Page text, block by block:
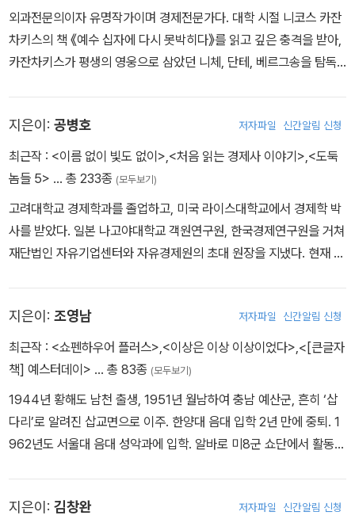
했으며, 동아일보 10년 뒤 한국을 빛낼 100인, 대한산악연맹을 빛낸
50인에 선정되었다. 체육훈장 청룡장, 대한민국 산악대상, 체육훈장
맹호장, 체육훈장 거상장 등을 받았다. 《내 가슴에 묻은 별》, 《오직 희
000미터의 희망과 고독》 등의 책을 썼다.
마치게 된다. 제대 후 중앙대학교 연극영화과에 진학하였지만 자신의
뜻과 맞지않아 방황하던 그는 아버지의 권유로 1977년 김기영 감독
의 <병사와 아가씨들>에 출연하면서 배우로서의 활동을 재개한다. <
제3공작>, <우요일>, <야시> 등의 작품에 조연으로 출연하였지만
그다지 주목을 받지 못하던 안성기는 1980년 이장호 감독의 <바람
높은 연기를 선보인 그는 끊임없는 노력에 의한 탁월한 연기력으로
한국 영화의 전성기를 이끌어가는 주역으로 급부상했다. <만다라>,
<적도의 꽃>, <고래사냥> ,<깊고 푸른 밤>, <겨울 나그네>, <기쁜
우리 젊은 날>, <칠수와 만수> 등 그의 출연작 대부분이 80년대 대
표적 흥행영화로 손꼽힐 만큼 안성기는 흥행보증수표로 자리매김했
나 결혼, 두 아들 다빈, 필립을 두었다. 연예인으로는 보기 드물게 사
생활에서도 스캔들 한번 없는 모범적인 가장으로서, 그는 겹치기 출
연이나 다작은 절대 금물로 여겼다. 90년대에 들어 그는 <남부군>,
<베를린 리포트>, <하얀전쟁>, <태백산맥>, <아름다운 시절> 등
작품성있는 영화에서 탁월한 연기력을 선보였을 뿐만 아니라, <투캅
스> ,<박봉곤 가출사건>, <인정사정 볼 것 없다> 등의 영화에도 출
연하며 연기변신에 도전했다. 진지한 연기 외에 <개그맨>, <투캅스>
에서 보여준 코메디 연기 역시 일품이라는 평을 받았다. 2000년대에
외과전문의이자 유명작가이며 경제전문가다. 대학 시절 니코스 카잔
차키스의 책 《예수 십자에 다시 못박히다》를 읽고 깊은 충격을 받아,
카잔차키스가 평생의 영웅으로 삼았던 니체, 단테, 베르그송을 탐독
경제에 대한 전망을 발표하며 유명세를 얻었다. 그로 인해 증권업계
인사가 아님에도 한국거래소와 증권사 사장단이 수여하는 제1회 증
권선물인상을 수상하기도 했다. 2006년에는 의사로서의 경험을 담
으며, 드라마 〈뉴하트〉의 소재가 되어 큰 반향을 불러일으켰다. 그후
집필한 《시골의사의 부자경제학》, 《착한 인생 당신에게 배웁니다》,
《시골의사 박경철의 자기혁명》은 출간과 동시에 모두 베스트셀러가
되었다. 그 즈음 연간 200~300회씩 행해진 그의 강연과 칼럼은 대
중에게 큰 호응을 얻으면서 후일 ‘청춘콘서트’로 이어졌고, 전국을 뜨
의 문화적 현상이 되기도 했다. 그외 공익단체 및 기업의 이사회에 참
여해 다양한 사회활동을 하고 있으며, 최근에는 그리스 문명 기행을
하면서 문명 탐험서 《문명의 배꼽, 그리스》를 출간하여 르네상스적
인간으로서의 다양한 면모를 보여주고 있다. 블로그 blog.naver.co
m/donodonsu 트위터 twitter.com/chondoc
지은이: 공병호 저자파일 신간알림 신청
최근작 : <이름 없이 빛도 없이>,<처음 읽는 경제사 이야기>,<도둑
놈들 5> … 총 233종 (모두보기)
고려대학교 경제학과를 졸업하고, 미국 라이스대학교에서 경제학 박
사를 받았다. 일본 나고야대학교 객원연구원, 한국경제연구원을 거쳐
재단법인 자유기업센터와 자유경제원의 초대 원장을 지냈다. 현재 공
평론, 서양고전, 성경, 탈무드 등 다양한 주제로 집필 영역을 확장하면
서 열정적인 저작과 강연 활동을 해온 저자는 100여 권이 넘는 책을
집필해왔다. 『한국경제의 권력이동』, 『시장경제란 무엇인가』, 『시장
다. 최근에는 『김재철 평전』, 『이용만 평전』 등으로 인물 평전의 새로
운 지평을 열고 있으며, 최근작은 『무기가 되는 독서』, 『불안한 평화』,
『크리스천의 자기경영』, 『다시 쓰는 자기경영노트』 등이 있다.
지은이: 조영남 저자파일 신간알림 신청
최근작 : <쇼펜하우어 플러스>,<이상은 이상 이상이었다>,<[큰글자
책] 예스터데이> … 총 83종 (모두보기)
1944년 황해도 남천 출생, 1951년 월남하여 충남 예산군, 흔히 ‘삽
다리’로 알려진 삽교면으로 이주. 한양대 음대 입학 2년 만에 중퇴. 1
962년도 서울대 음대 성악과에 입학. 알바로 미8군 쇼단에서 활동하
리 그레이엄 목사의 부흥 성회 참가. 성가를 부른 인연으로 군 제대 후
지은이: 김창완 저자파일 신간알림 신청